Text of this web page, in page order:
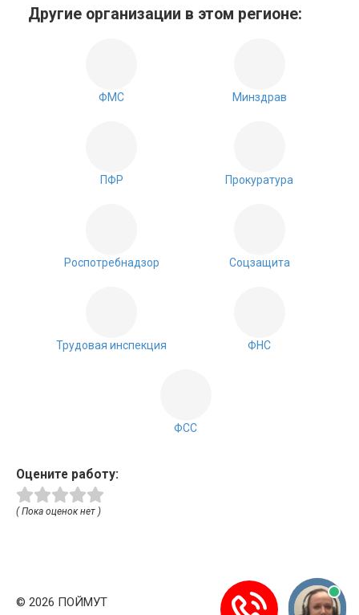
Другие организации в этом регионе:
ФМС Минздрав
ПФР Прокуратура
Роспотребнадзор Соцзащита
Трудовая инспекция ФНС
ФСС
Оцените работу:
( Пока оценок нет )
© 2026 ПОЙМУТ